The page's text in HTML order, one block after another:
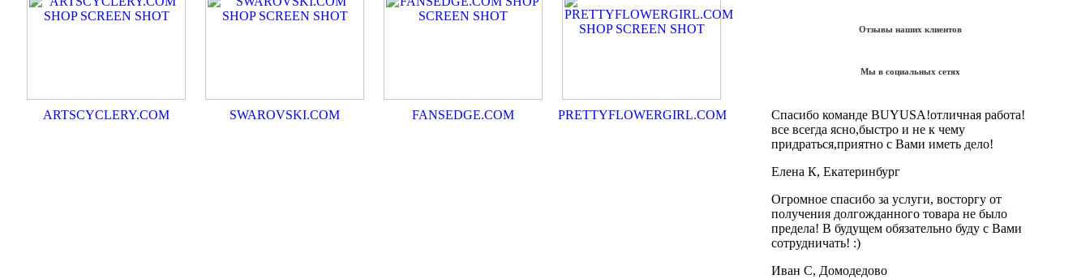
ARTSCYCLERY.COM SWAROVSKI.COM FANSEDGE.COM PRETTYFLOWERGIRL.COM
Отзывы наших клиентов
Мы в социальных сетях
Спасибо команде BUYUSA!отличная работа!
все всегда ясно,быстро и не к чему
придраться,приятно с Вами иметь дело!
Елена К, Екатеринбург
Огромное спасибо за услуги, восторгу от
получения долгожданного товара не было
предела! В будущем обязательно буду с Вами
сотрудничать! :)
Иван С, Домодедово